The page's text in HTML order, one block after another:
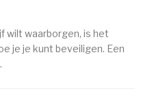
wilt waarborgen, is het
je je kunt beveiligen. Een